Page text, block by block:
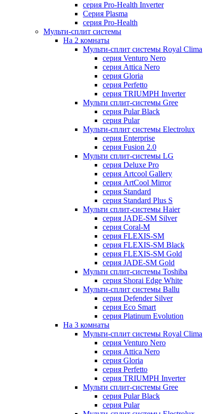
серия Pro-Health Inverter
Cерия Plasma
серия Pro-Health
Мульти-сплит системы
На 2 комнаты
Мульти-сплит системы Royal Clima
серия Venturo Nero
серия Attica Nero
серия Gloria
серия Perfetto
серия TRIUMPH Inverter
Мульти сплит-системы Gree
серия Pular Black
серия Pular
Мульти-сплит системы Electrolux
серия Enterprise
серия Fusion 2.0
Мульти сплит-системы LG
серия Deluxe Pro
серия Artcool Gallery
серия ArtCool Mirror
серия Standard
серия Standard Plus S
Мульти сплит-системы Haier
серия JADE-SM Silver
серия Coral-M
серия FLEXIS-SM
серия FLEXIS-SM Black
серия FLEXIS-SM Gold
серия JADE-SM Gold
Мульти сплит-системы Toshiba
серия Shorai Edge White
Мульти-сплит системы Ballu
серия Defender Silver
серия Eco Smart
серия Platinum Evolution
На 3 комнаты
Мульти-сплит системы Royal Clima
серия Venturo Nero
серия Attica Nero
серия Gloria
серия Perfetto
серия TRIUMPH Inverter
Мульти сплит-системы Gree
серия Pular Black
серия Pular